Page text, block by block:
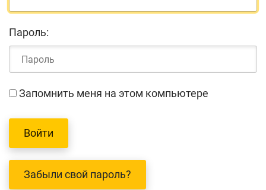
Пароль:
Запомнить меня на этом компьютере
Забыли свой пароль?